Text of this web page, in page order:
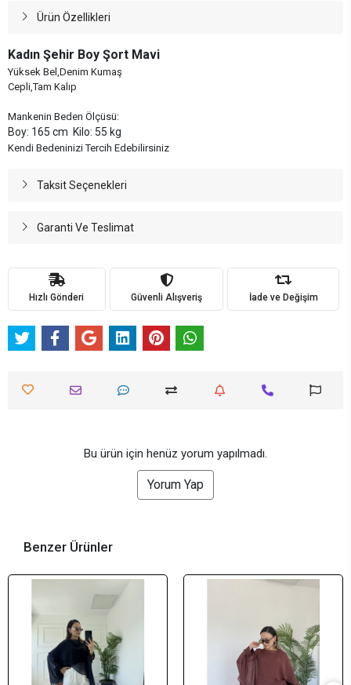
Ürün Özellikleri
Kadın Şehir Boy Şort Mavi
Yüksek Bel,Denim Kumaş
Cepli,Tam Kalıp
Mankenin Beden Ölçüsü:
Boy: 165 cm Kilo: 55 kg
Kendi Bedeninizi Tercih Edebilirsiniz
Taksit Seçenekleri
Garanti Ve Teslimat
Hızlı Gönderi Güvenli Alışveriş İade ve Değişim
Bu ürün için henüz yorum yapılmadı.
Yorum Yap
Benzer Ürünler